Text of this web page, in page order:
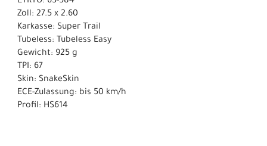
Zoll: 27.5 x 2.60
Karkasse: Super Trail
Tubeless: Tubeless Easy
Gewicht: 925 g
TPI: 67
Skin: SnakeSkin
ECE-Zulassung: bis 50 km/h
Profil: HS614